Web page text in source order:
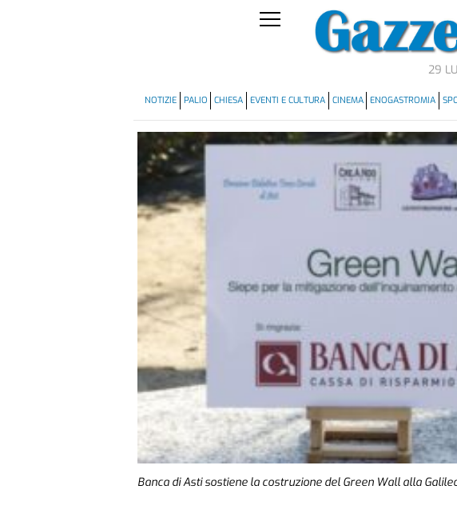
29
NOTIZIE PALIO CHIESA EVENTI E CULTURA CINEMA ENOGASTROMIA
Banca di Asti sostiene la costruzione del Green Wall alla